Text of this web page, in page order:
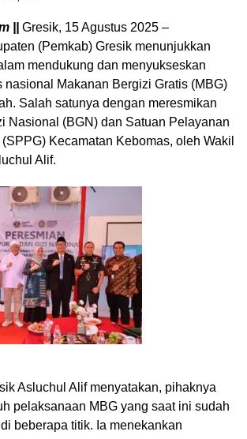
|| Gresik, 15 Agustus 2025 –
(Pemkab) Gresik menunjukkan
mendukung dan menyukseskan
nasional Makanan Bergizi Gratis (MBG)
Salah satunya dengan meresmikan
Nasional (BGN) dan Satuan Pelayanan
Kecamatan Kebomas, oleh Wakil
Alif.
Asluchul Alif menyatakan, pihaknya
pelaksanaan MBG yang saat ini sudah
beberapa titik. Ia menekankan